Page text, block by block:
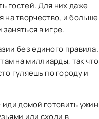
гостей. Для них даже
на творчество, и больше
в игре.
без единого правила.
на миллиарды, так что
гуляешь по городу и
домой готовить ужин
или сходи в